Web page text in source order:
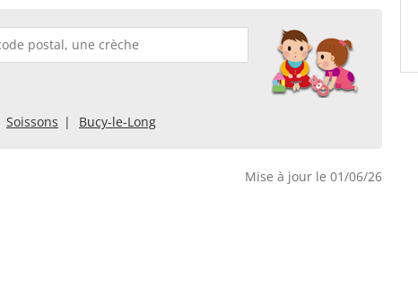
Soissons Bucy-le-Long
Mise à jour le 01/06/26